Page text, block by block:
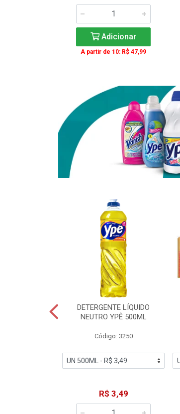
Adicionar
A partir de 10: R$ 47,99
DETERGENTE LÍQUIDO
NEUTRO YPÊ 500ML
Código: 3250
R$ 3,49